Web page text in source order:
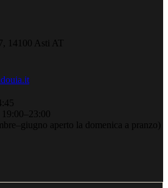
14100 Asti AT
aperto la domenica a pranzo)